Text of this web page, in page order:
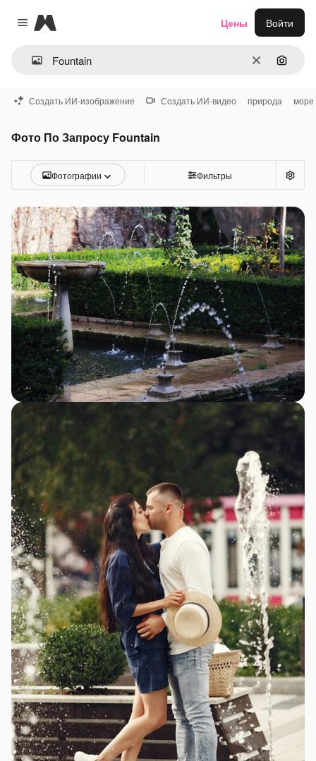
Close menu
Magnific
ОчиститьПоиск
Цены Войти
Создать ИИ-изображение Создать ИИ-видео природа море
Фото По Запросу Fountain
Фотографии Фильтры